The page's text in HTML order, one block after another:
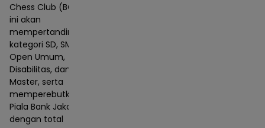
Chess Club (BCC)
ini akan
mempertandingkan
kategori SD, SMP,
Open Umum,
Disabilitas, dan
Master, serta
memperebutkan
Piala Bank Jakarta
dengan total